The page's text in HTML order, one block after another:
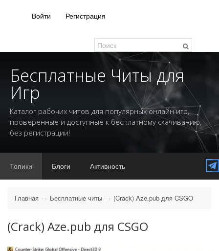
Войти Регистрация
Бесплатные Читы для
Игр
Каталог рабочих читов для популярных онлайн игр,
проверенные и доступные к бесплатному скачиванию,
без регистрации!
Топики Блоги Активность
Главная Бесплатные читы (Crack) Aze.pub для CSGO
(Crack) Aze.pub для CSGO